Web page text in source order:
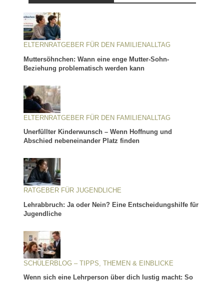
ELTERNRATGEBER FÜR DEN FAMILIENALLTAG
Muttersöhnchen: Wann eine enge Mutter-Sohn-
Beziehung problematisch werden kann
ELTERNRATGEBER FÜR DEN FAMILIENALLTAG
Unerfüllter Kinderwunsch – Wenn Hoffnung und
Abschied nebeneinander Platz finden
RATGEBER FÜR JUGENDLICHE
Lehrabbruch: Ja oder Nein? Eine Entscheidungshilfe für
Jugendliche
SCHÜLERBLOG – TIPPS, THEMEN & EINBLICKE
Wenn sich eine Lehrperson über dich lustig macht: So